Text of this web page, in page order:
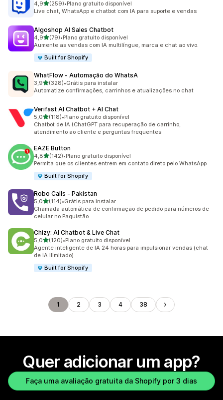
4,9de 5 estrelas
(259)
259 avaliações ao todo
•Plano gratuito disponível
Live chat, WhatsApp e chatbot com IA para suporte e vendas
Algoshop AI Sales Chatbot
4,9de 5 estrelas
(79)
79 avaliações ao todo
•Plano gratuito disponível
Aumente as vendas com IA multilíngue, marca e chat ao vivo.
Built for Shopify
WhatFlow ‑ Automação do WhatsA
3,9de 5 estrelas
(328)
328 avaliações ao todo
•Grátis para instalar
Automatize confirmações, carrinhos e atualizações no chat
Verifast AI Chatbot + AI Chat
5,0de 5 estrelas
(118)
118 avaliações ao todo
•Plano gratuito disponível
Chatbot de IA (ChatGPT para recuperação de carrinho,
atendimento ao cliente e perguntas frequentes
EAZE Button
4,8de 5 estrelas
(142)
142 avaliações ao todo
•Plano gratuito disponível
Permita que os clientes entrem em contato direto pelo WhatsApp
Built for Shopify
Robo Calls ‑ Pakistan
5,0de 5 estrelas
(114)
114 avaliações ao todo
•Grátis para instalar
Chamada automática de confirmação de pedido para números de
celular no Paquistão
Chizy: AI Chatbot & Live Chat
5,0de 5 estrelas
(120)
120 avaliações ao todo
•Plano gratuito disponível
Agente inteligente de IA 24 horas para impulsionar vendas (chat
de IA ilimitado)
Built for Shopify
1 2 3 4 38
Quer adicionar um app?
Faça uma avaliação gratuita da Shopify por 3 dias